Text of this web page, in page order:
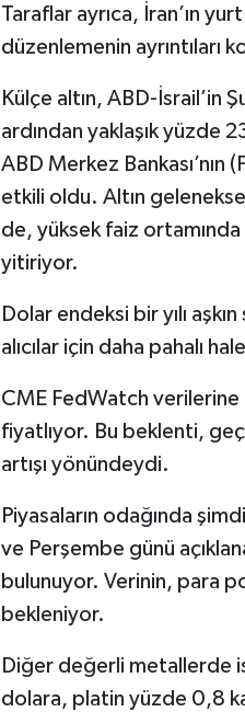
Taraflar ayrıca, İran’ın
düzenlemenin ayrıntıları
Külçe altın, ABD-İsrail’in
ardından yaklaşık yüzde
ABD Merkez Bankası’nın
etkili oldu. Altın
de, yüksek faiz
yitiriyor.
Dolar endeksi bir yılı
alıcılar için daha pahalı
CME FedWatch verilerine
fiyatlıyor. Bu beklenti,
artışı yönündeydi.
Piyasaların odağında
ve Perşembe günü
bulunuyor. Verinin, para
bekleniyor.
Diğer değerli metallerde
dolara, platin yüzde 0,8